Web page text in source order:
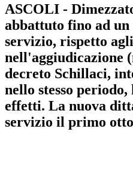
ASCOLI -
abbattuto fino ad
servizio, rispetto
nell'aggiudicazione
decreto Schillaci,
nello stesso
effetti. La nuova
servizio il primo